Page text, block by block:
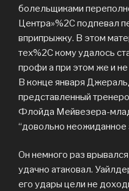
болельщиками
Центра»%2C подпевал
вприпрыжку. В этом
тех%2C кому удалось
профи а при этом же и не
В конце января
представленный
Флойда Мейвезера-
“довольно неожиданное
Он немного раз
удачно атаковал.
его удары цели не